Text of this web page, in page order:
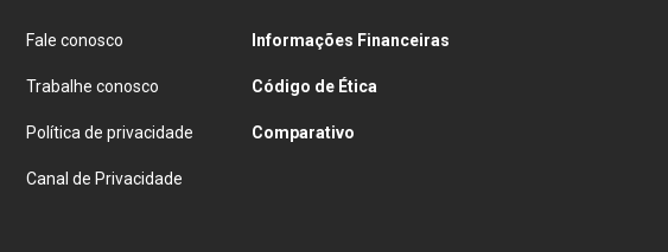
Fale conosco
Trabalhe conosco
Política de privacidade
Canal de Privacidade
Informações Financeiras
Código de Ética
Comparativo